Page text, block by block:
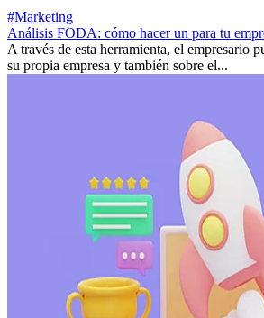
#Marketing
Análisis FODA: cómo hacer un para tu
A través de esta herramienta, el empresario
su propia empresa y también sobre el...